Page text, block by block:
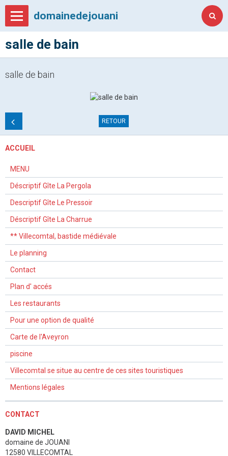
domainedejouani
salle de bain
salle de bain
RETOUR
ACCUEIL
MENU
Déscriptif Gîte La Pergola
Descriptif Gîte Le Pressoir
Déscriptif Gîte La Charrue
** Villecomtal, bastide médiévale
Le planning
Contact
Plan d' accés
Les restaurants
Pour une option de qualité
Carte de l'Aveyron
piscine
Villecomtal se situe au centre de ces sites touristiques
Mentions légales
CONTACT
DAVID MICHEL
domaine de JOUANI
12580 VILLECOMTAL